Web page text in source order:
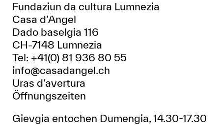
Fundaziun da cultura Lumnezia
Casa d’Angel
Dado baselgia 116
CH-7148 Lumnezia
Tel: +41(0) 81 936 80 55
info@casadangel.ch
Uras d’avertura
Öffnungszeiten
Gievgia entochen Dumengia, 14.30-17.30